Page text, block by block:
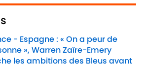
- Espagne : « On a peur de
», Warren Zaïre-Emery
les ambitions des Bleus avant